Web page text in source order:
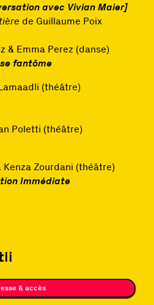
avec Vivian Maier]
de Guillaume Poix
& Emma Perez (danse)
fantôme
(théâtre)
Poletti (théâtre)
Zourdani (théâtre)
Immédiate
& accès